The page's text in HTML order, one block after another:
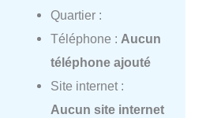
Quartier :
Téléphone : Aucun
téléphone ajouté
Site internet :
Aucun site internet